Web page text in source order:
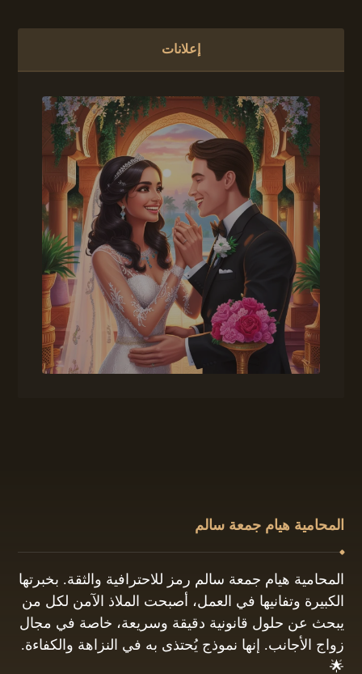
إعلانات
المحامية هيام جمعة سالم
المحامية هيام جمعة سالم رمز للاحترافية والثقة. بخبرتها
الكبيرة وتفانيها في العمل، أصبحت الملاذ الآمن لكل من
يبحث عن حلول قانونية دقيقة وسريعة، خاصة في مجال
زواج الأجانب. إنها نموذج يُحتذى به في النزاهة والكفاءة.
🌟